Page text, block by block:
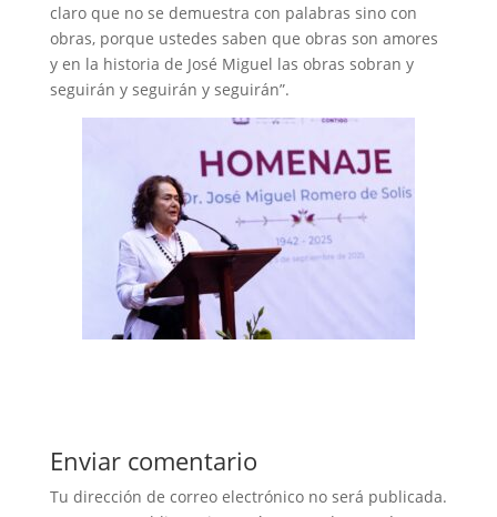
claro que no se demuestra con palabras sino con
obras, porque ustedes saben que obras son amores
y en la historia de José Miguel las obras sobran y
seguirán y seguirán y seguirán”.
Enviar comentario
Tu dirección de correo electrónico no será publicada.